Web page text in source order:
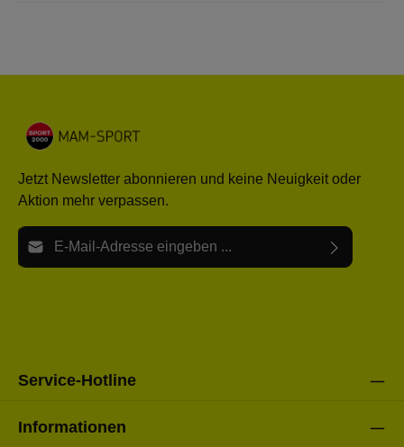
Jetzt Newsletter abonnieren und keine Neuigkeit oder
Aktion mehr verpassen.
E-Mail-Adresse*
Service-Hotline
Informationen